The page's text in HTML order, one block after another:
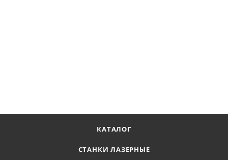
КАТАЛОГ
СТАНКИ ЛАЗЕРНЫЕ